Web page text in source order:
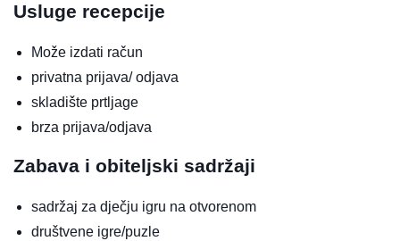
Usluge recepcije
Može izdati račun
privatna prijava/ odjava
skladište prtljage
brza prijava/odjava
Zabava i obiteljski sadržaji
sadržaj za dječju igru na otvorenom
društvene igre/puzle